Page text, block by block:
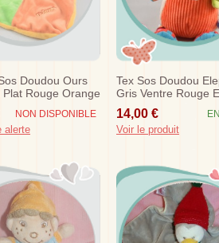
Doudou Ours
Rouge Orange
Orange
NON DISPONIBLE
alerte
Tex Sos Doudou
Gris Ventre Rouge
14,00 €
Voir le produit